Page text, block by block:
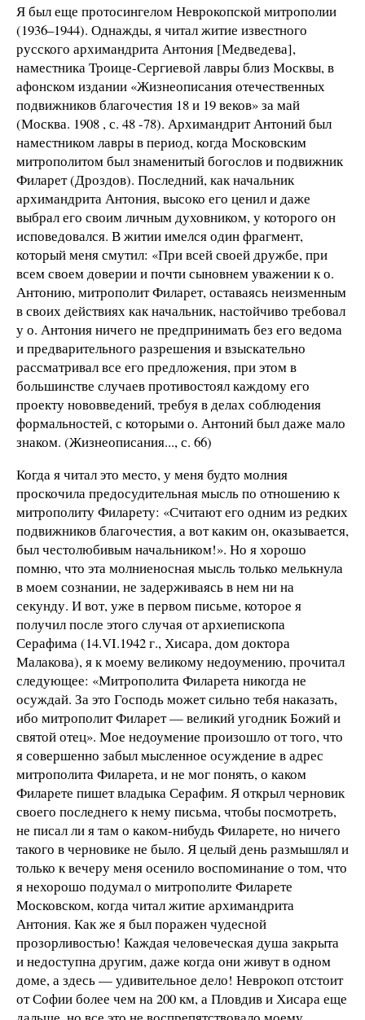
Я был еще протосингелом Неврокопской митрополии
(1936–1944). Однажды, я читал житие известного
русского архимандрита Антония [Медведева],
наместника Троице-Сергиевой лавры близ Москвы, в
афонском издании «Жизнеописания отечественных
подвижников благочестия 18 и 19 веков» за май
(Москва. 1908 , с. 48 -78). Архимандрит Антоний был
наместником лавры в период, когда Московским
митрополитом был знаменитый богослов и подвижник
Филарет (Дроздов). Последний, как начальник
архимандрита Антония, высоко его ценил и даже
выбрал его своим личным духовником, у которого он
исповедовался. В житии имелся один фрагмент,
который меня смутил: «При всей своей дружбе, при
всем своем доверии и почти сыновнем уважении к о.
Антонию, митрополит Филарет, оставаясь неизменным
в своих действиях как начальник, настойчиво требовал
у о. Антония ничего не предпринимать без его ведома
и предварительного разрешения и взыскательно
рассматривал все его предложения, при этом в
большинстве случаев противостоял каждому его
проекту нововведений, требуя в делах соблюдения
формальностей, с которыми о. Антоний был даже мало
знаком. (Жизнеописания..., с. 66)
Когда я читал это место, у меня будто молния
проскочила предосудительная мысль по отношению к
митрополиту Филарету: «Считают его одним из редких
подвижников благочестия, а вот каким он, оказывается,
был честолюбивым начальником!». Но я хорошо
помню, что эта молниеносная мысль только мелькнула
в моем сознании, не задерживаясь в нем ни на
секунду. И вот, уже в первом письме, которое я
получил после этого случая от архиепископа
Серафима (14.VI.1942 г., Хисара, дом доктора
Малакова), я к моему великому недоумению, прочитал
следующее: «Митрополита Филарета никогда не
осуждай. За это Господь может сильно тебя наказать,
ибо митрополит Филарет — великий угодник Божий и
святой отец». Мое недоумение произошло от того, что
я совершенно забыл мысленное осуждение в адрес
митрополита Филарета, и не мог понять, о каком
Филарете пишет владыка Серафим. Я открыл черновик
своего последнего к нему письма, чтобы посмотреть,
не писал ли я там о каком-нибудь Филарете, но ничего
такого в черновике не было. Я целый день размышлял и
только к вечеру меня осенило воспоминание о том, что
я нехорошо подумал о митрополите Филарете
Московском, когда читал житие архимандрита
Антония. Как же я был поражен чудесной
прозорливостью! Каждая человеческая душа закрыта
и недоступна другим, даже когда они живут в одном
доме, а здесь — удивительное дело! Неврокоп отстоит
от Софии более чем на 200 км, а Пловдив и Хисара еще